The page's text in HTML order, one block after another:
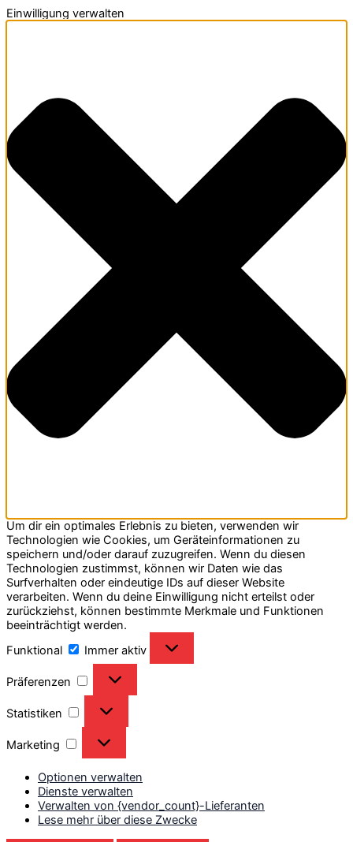
Einwilligung verwalten
Um dir ein optimales Erlebnis zu bieten, verwenden wir
Technologien wie Cookies, um Geräteinformationen zu
speichern und/oder darauf zuzugreifen. Wenn du diesen
Technologien zustimmst, können wir Daten wie das
Surfverhalten oder eindeutige IDs auf dieser Website
verarbeiten. Wenn du deine Einwilligung nicht erteilst oder
zurückziehst, können bestimmte Merkmale und Funktionen
beeinträchtigt werden.
Funktional
Immer aktiv
Präferenzen
Statistiken
Marketing
Optionen verwalten
Dienste verwalten
Verwalten von {vendor_count}-Lieferanten
Lese mehr über diese Zwecke